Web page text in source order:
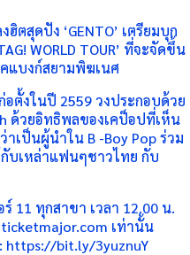
ตสุดปัง ‘GENTO’ เตรียมบุก
WORLD TOUR’ ที่จะจัดขึ้น
แบงก์สยามพิฆเนศ
ตั้งในปี 2559 วงประกอบด้วย
ด้วยอิทธิพลของเคป็อปที่เห็น
าเป็นผู้นำใน B -Boy Pop ร่วม
บเหล่าแฟนๆชาวไทย กับ
11 ทุกสาขา เวลา 12.00 น.
เท่านั้น
https://bit.ly/3yuznuY